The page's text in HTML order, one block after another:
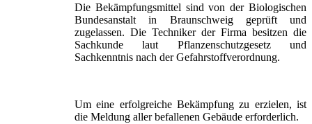
Die Bekämpfungsmittel sind von der Biologischen
Bundesanstalt in Braunschweig geprüft und
zugelassen. Die Techniker der Firma besitzen die
Sachkunde laut Pflanzenschutzgesetz und
Sachkenntnis nach der Gefahrstoffverordnung.
Um eine erfolgreiche Bekämpfung zu erzielen, ist
die Meldung aller befallenen Gebäude erforderlich.